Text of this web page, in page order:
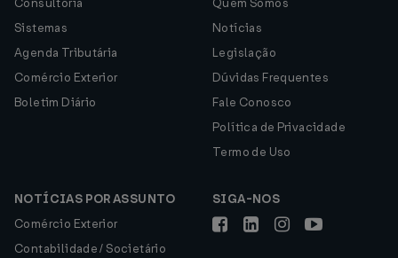
Consultoria
Sistemas
Agenda Tributária
Comércio Exterior
Boletim Diário
Quem Somos
Notícias
Legislação
Dúvidas Frequentes
Fale Conosco
Política de Privacidade
Termo de Uso
NOTÍCIAS POR ASSUNTO
Comércio Exterior
Contabilidade / Societário
SIGA-NOS